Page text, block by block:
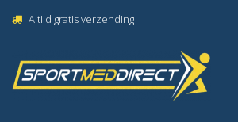
Altijd gratis verzending